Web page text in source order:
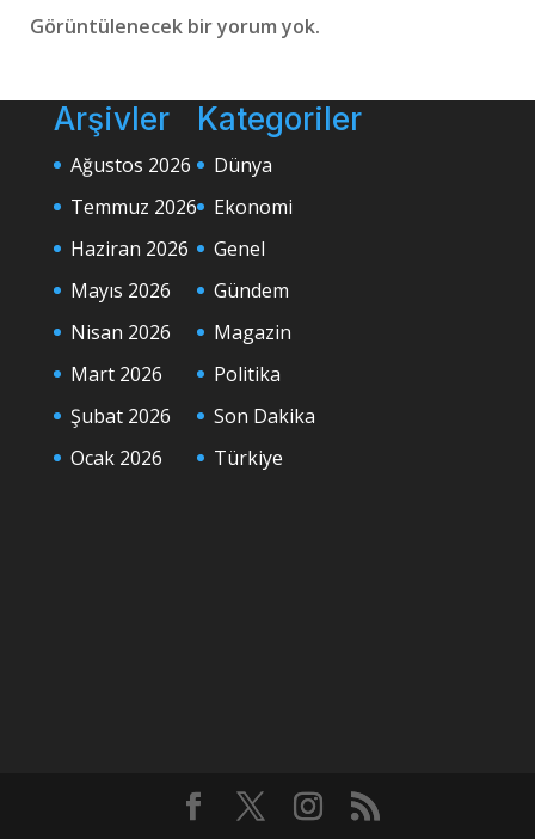
Görüntülenecek bir yorum yok.
Arşivler
Ağustos 2026
Temmuz 2026
Haziran 2026
Mayıs 2026
Nisan 2026
Mart 2026
Şubat 2026
Ocak 2026
Kategoriler
Dünya
Ekonomi
Genel
Gündem
Magazin
Politika
Son Dakika
Türkiye